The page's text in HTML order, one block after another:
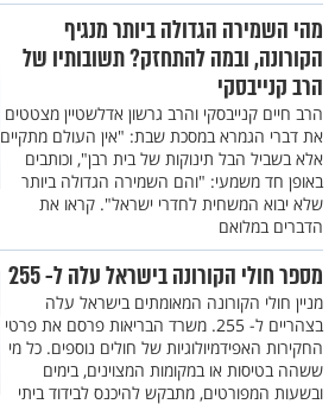
מהי השמירה הגדולה ביותר מנגיף
הקורונה, ובמה להתחזק? תשובותיו של
הרב קנייבסקי
הרב חיים קנייבסקי והרב גרשון אדלשטיין מצטטים
את דברי הגמרא במסכת שבת: "אין העולם מתקיים
אלא בשביל הבל תינוקות של בית רבן", וכותבים
באופן חד משמעי: "והם השמירה הגדולה ביותר
שלא יבוא המשחית לחדרי ישראל". קראו את
הדברים במלואם
מספר חולי הקורונה בישראל עלה ל- 255
מניין חולי הקורונה המאומתים בישראל עלה
בצהריים ל- 255. משרד הבריאות פרסם את פרטי
החקירות האפידמיולוגיות של חולים נוספים. כל מי
ששהה בטיסות או במקומות המצוינים, בימים
ובשעות המפורטים, מתבקש להיכנס לבידוד ביתי